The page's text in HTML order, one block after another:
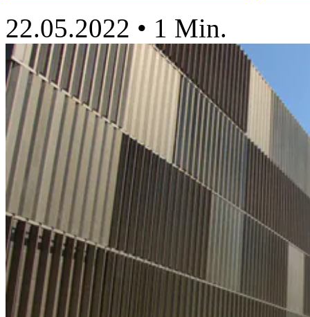
22.05.2022 • 1 Min.